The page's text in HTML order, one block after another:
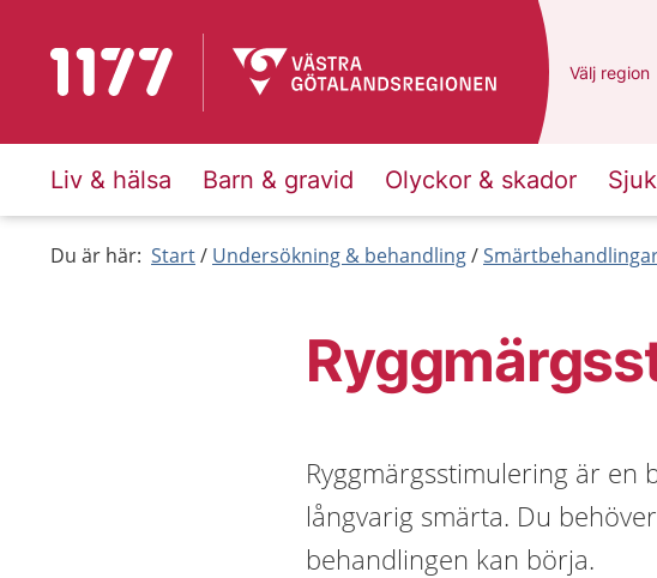
Till startsidan för 1177 Du har valt
Välj en
region
Liv & hälsa Barn & gravid Olyckor & skador
Du är här: Start Undersökning & behandling
Ryggmärgsstimulering är en
långvarig smärta. Du
behandlingen kan börja.